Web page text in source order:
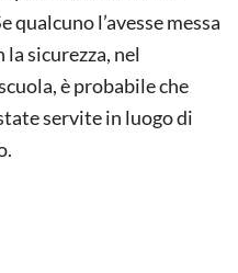
qualcuno l’avesse messa
la sicurezza, nel
è probabile che
servite in luogo di